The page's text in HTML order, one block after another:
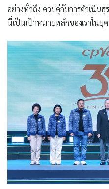
อย่างทั่วถึง ควบคู่กับการดำเนินธุ
นี่เป็นเป้าหมายหลักของเราในยุ